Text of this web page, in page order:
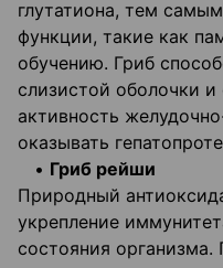
глутатиона, тем
функции, такие как
обучению. Гриб
слизистой оболочки
активность
оказывать
• Гриб рейши
Природный
укрепление
состояния